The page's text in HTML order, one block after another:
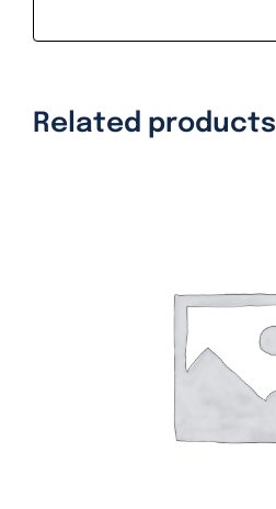
Related products